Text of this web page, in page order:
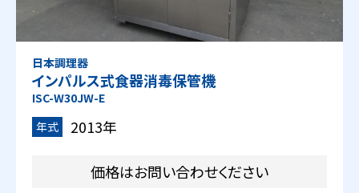
日本調理器
インパルス式食器消毒保管機
ISC-W30JW-E
年式
2013年
価格はお問い合わせください